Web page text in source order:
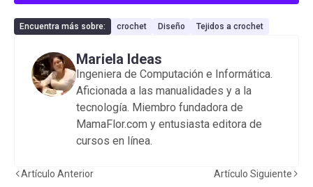
Encuentra más sobre: crochet Diseño Tejidos a crochet
Mariela Ideas
Ingeniera de Computación e Informática.
Aficionada a las manualidades y a la
tecnología. Miembro fundadora de
MamaFlor.com y entusiasta editora de
cursos en línea.
Artículo Anterior Artículo Siguiente